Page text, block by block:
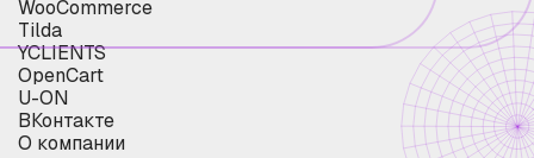
WooCommerce
Tilda
YCLIENTS
OpenCart
U-ON
ВКонтакте
О компании